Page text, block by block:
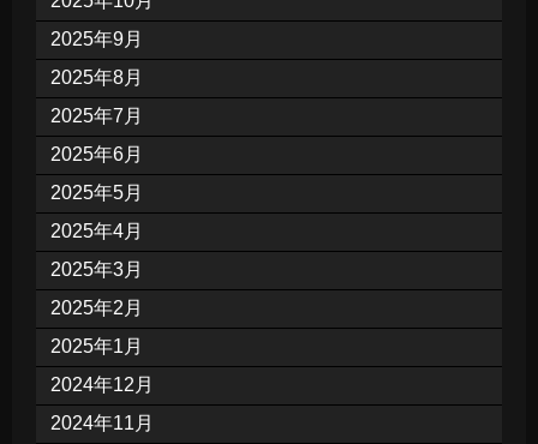
2025年9月
2025年8月
2025年7月
2025年6月
2025年5月
2025年4月
2025年3月
2025年2月
2025年1月
2024年12月
2024年11月